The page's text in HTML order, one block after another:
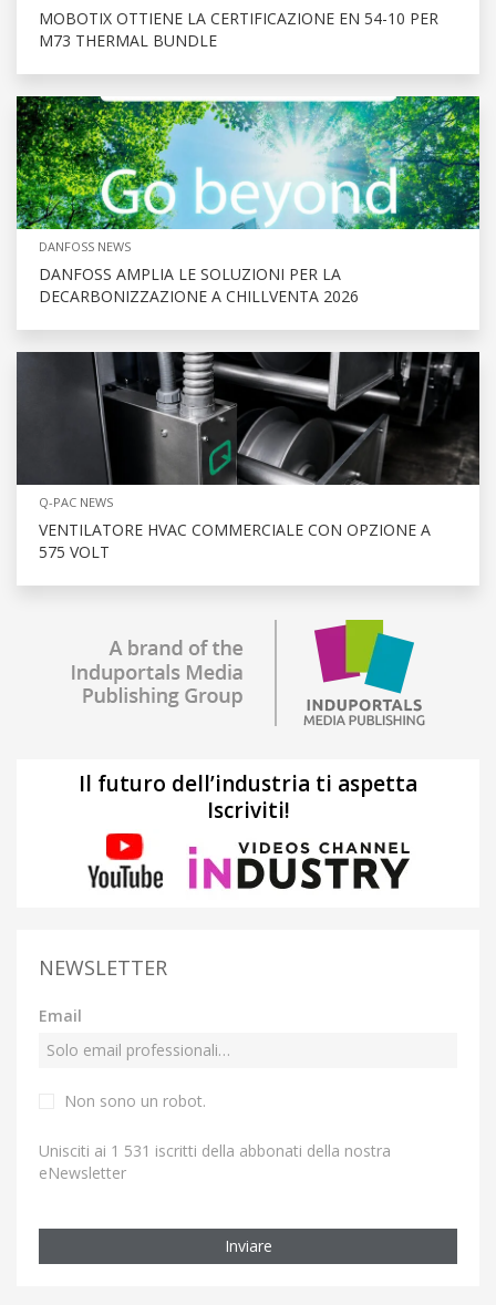
MOBOTIX OTTIENE LA CERTIFICAZIONE EN 54-10 PER
M73 THERMAL BUNDLE
DANFOSS NEWS
DANFOSS AMPLIA LE SOLUZIONI PER LA
DECARBONIZZAZIONE A CHILLVENTA 2026
Q-PAC NEWS
VENTILATORE HVAC COMMERCIALE CON OPZIONE A
575 VOLT
Il futuro dell’industria ti aspetta
Iscriviti!
NEWSLETTER
Email
Non sono un robot.
Unisciti ai 1 531 iscritti della abbonati della nostra
eNewsletter
Inviare